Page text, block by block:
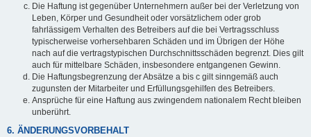
Die Haftung ist gegenüber Unternehmern außer bei der Verletzung von
Leben, Körper und Gesundheit oder vorsätzlichem oder grob
fahrlässigem Verhalten des Betreibers auf die bei Vertragsschluss
typischerweise vorhersehbaren Schäden und im Übrigen der Höhe
nach auf die vertragstypischen Durchschnittsschäden begrenzt. Dies gilt
auch für mittelbare Schäden, insbesondere entgangenen Gewinn.
Die Haftungsbegrenzung der Absätze a bis c gilt sinngemäß auch
zugunsten der Mitarbeiter und Erfüllungsgehilfen des Betreibers.
Ansprüche für eine Haftung aus zwingendem nationalem Recht bleiben
unberührt.
6. ÄNDERUNGSVORBEHALT